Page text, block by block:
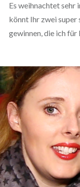
Es weihnachtet sehr
könnt Ihr zwei super
gewinnen, die ich für